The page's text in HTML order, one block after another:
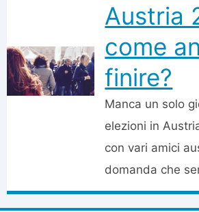
Austria
come
finire?
Manca un solo
elezioni in
con vari amici
domanda che